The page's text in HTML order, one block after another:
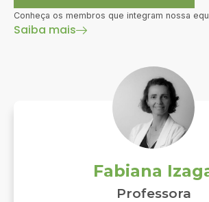
Conheça os membros que integram nossa
Saiba mais
Fabiana
Professora